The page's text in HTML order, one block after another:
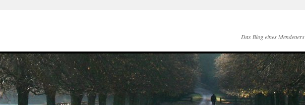
Das Blog eines Mendeners